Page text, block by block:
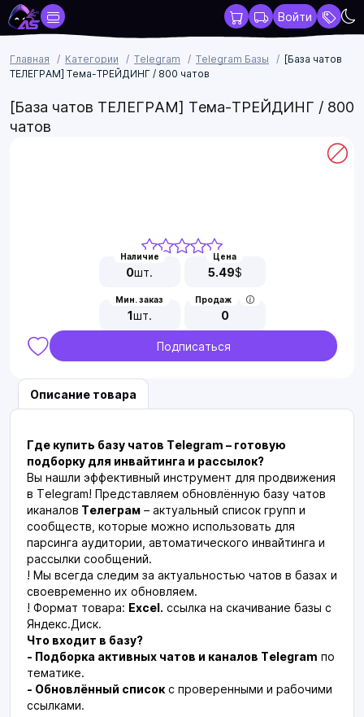
Войти
Главная Категории Telegram Telegram Базы
[База чатов
ТЕЛЕГРАМ] Тема-ТРЕЙДИНГ / 800 чатов
[База чатов ТЕЛЕГРАМ] Тема-ТРЕЙДИНГ / 800
чатов
Наличие
0шт.
Цена
5.49$
Мин. заказ
1шт.
Продаж
0
Подписаться
Описание товара
Где купить базу чатов Telegram – готовую
подборку для инвайтинга и рассылок?
Вы нашли эффективный инструмент для продвижения
в Telegram! Представляем обновлённую базу чатов
иканалов Телеграм – актуальный список групп и
сообществ, которые можно использовать для
парсинга аудитории, автоматического инвайтинга и
рассылки сообщений.
! Мы всегда следим за актуальностью чатов в базах и
своевременно их обновляем.
! Формат товара: Excel. ссылка на скачивание базы с
Яндекс.Диск.
Что входит в базу?
- Подборка активных чатов и каналов Telegram по
тематике.
- Обновлённый список с проверенными и рабочими
ссылками.